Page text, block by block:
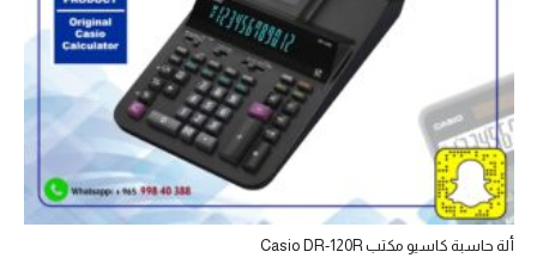
ألة حاسبة كاسيو مكتب Casio DR-120R